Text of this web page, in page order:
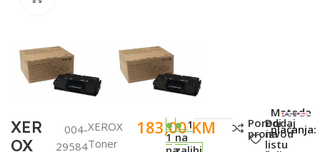
XER
OX
004-
29584
XEROX
Toner
183,00KM
1
1
na
Poredi
proizvod
Dodaj
na
listu
Metode
plaćanja: